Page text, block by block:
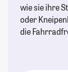
wie sie ihre
oder
die